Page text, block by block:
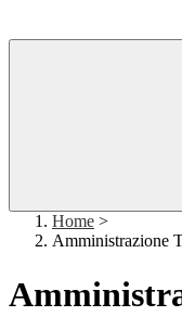
Home >
Amministrazione